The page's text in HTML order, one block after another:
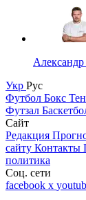
Укр Рус
Футбол Бокс
Футзал
Сайт
Редакция
сайту Контакты
политика
Соц. сети
facebook x